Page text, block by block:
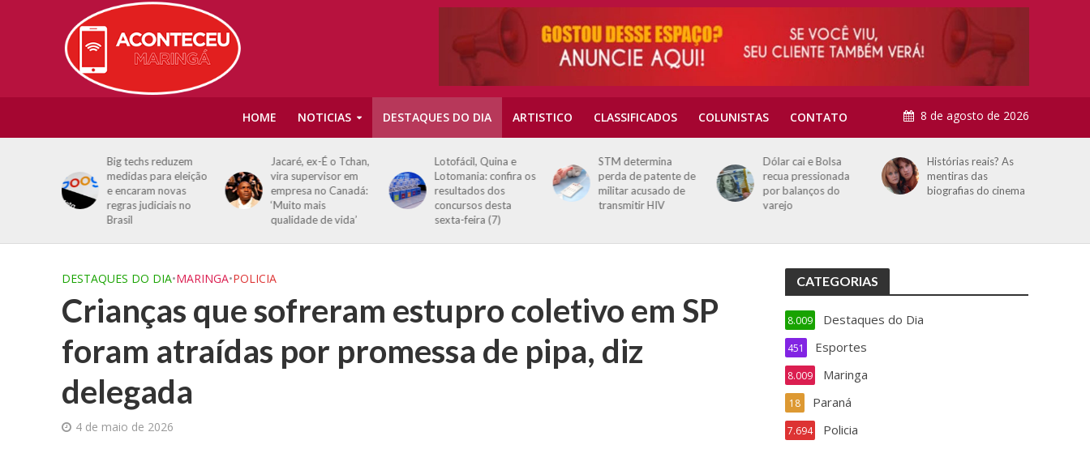
HOME NOTICIAS DESTAQUES DO DIA ARTISTICO CLASSIFICADOS COLUNISTAS CONTATO 8 de agosto de 2026
Big techs reduzem
medidas para eleição
e encaram novas
regras judiciais no
Brasil
Jacaré, ex-É o Tchan,
vira supervisor em
empresa no Canadá:
‘Muito mais
qualidade de vida’
Lotofácil, Quina e
Lotomania: confira os
resultados dos
concursos desta
sexta-feira (7)
STM determina
perda de patente de
militar acusado de
transmitir HIV
Dólar cai e Bolsa
recua pressionada
por balanços do
varejo
Histórias reais? As
mentiras das
biografias do cinema
DESTAQUES DO DIA•MARINGA•POLICIA
Crianças que sofreram estupro coletivo em SP
foram atraídas por promessa de pipa, diz
delegada
4 de maio de 2026
CATEGORIAS
Destaques do Dia
8.009
Esportes
451
Maringa
8.009
Paraná
18
Policia
7.694